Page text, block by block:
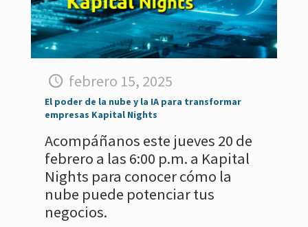
febrero 15, 2025
El poder de la nube y la IA para transformar
empresas Kapital Nights
Acompáñanos este jueves 20 de
febrero a las 6:00 p.m. a Kapital
Nights para conocer cómo la
nube puede potenciar tus
negocios.